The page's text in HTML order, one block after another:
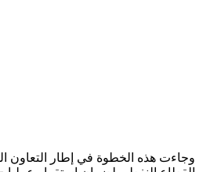
وجاءت هذه الخطوة في إطار التعاون